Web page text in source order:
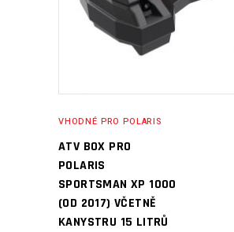
VHODNÉ PRO POLARIS
ATV BOX PRO
POLARIS
SPORTSMAN XP 1000
(OD 2017) VČETNĚ
KANYSTRU 15 LITRŮ